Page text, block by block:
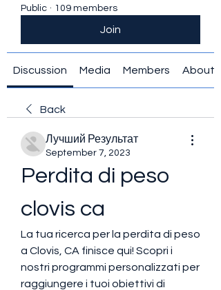
Public · 109 members
Join
Discussion Media Members About
Back
Лучший Результат
September 7, 2023
Perdita di peso
clovis ca
La tua ricerca per la perdita di peso
a Clovis, CA finisce qui! Scopri i
nostri programmi personalizzati per
raggiungere i tuoi obiettivi di